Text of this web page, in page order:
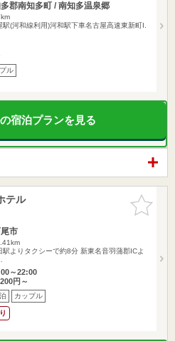
郡南知多町 / 南知多温泉郷
駅(河和線利用)河和駅下車名古屋高速東新町I.
ル
宿泊プランを見る
お気に入
りに追加
テル
市
駅よりタクシーで約8分 新東名音羽蒲郡ICよ
～22:00
円～
カップル